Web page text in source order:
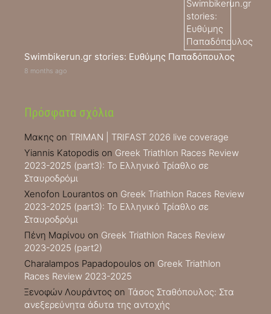
Swimbikerun.gr stories: Ευθύμης Παπαδόπουλος
8 months ago
Πρόσφατα σχόλια
Μακης on TRIMAN | TRIFAST 2026 live coverage
Yiannis Katopodis on Greek Triathlon Races Review
2023-2025 (part3): Το Ελληνικό Τρίαθλο σε
Σταυροδρόμι
Xenofon Lourantos on Greek Triathlon Races Review
2023-2025 (part3): Το Ελληνικό Τρίαθλο σε
Σταυροδρόμι
Πένη Μαρίνου on Greek Triathlon Races Review
2023-2025 (part2)
Charalampos Papadopoulos on Greek Triathlon
Races Review 2023-2025
Ξενοφών Λουράντος on Τάσος Σταθόπουλος: Στα
ανεξερεύνητα άδυτα της αντοχής